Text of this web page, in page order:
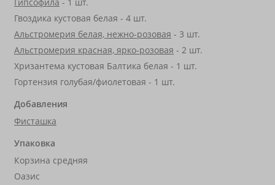
Гвоздика кустовая белая - 4 шт.
Альстромерия белая, нежно-розовая - 3 шт.
Альстромерия красная, ярко-розовая - 2 шт.
Хризантема кустовая Балтика белая - 1 шт.
Гортензия голубая/фиолетовая - 1 шт.
Добавления
Фисташка
Упаковка
Корзина средняя
Оазис